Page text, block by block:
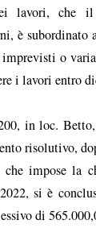
lavori, che il
è subordinato
o
i lavori entro
in loc.
risolutivo,
che impose la
si è
di